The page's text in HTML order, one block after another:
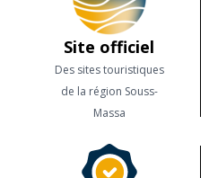
Site officiel
Des sites touristiques
de la région Souss-
Massa